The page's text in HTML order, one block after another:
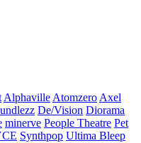
AlphavilleAtomzeroAxel
De/Vision Diorama
minerve People Theatre Pet
Synthpop Ultima Bleep